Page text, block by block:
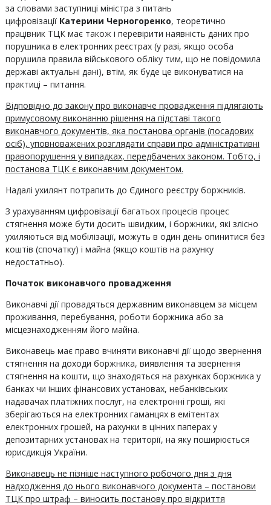
за словами заступниці міністра з питань
цифровізації Катерини Черногоренко, теоретично
працівник ТЦК має також і перевірити наявність даних про
порушника в електронних реєстрах (у разі, якщо особа
порушила правила військового обліку тим, що не повідомила
державі актуальні дані), втім, як буде це виконуватися на
практиці – питання.
Відповідно до закону про виконавче провадження підлягають
примусовому виконанню рішення на підставі такого
виконавчого документів, яка постанова органів (посадових
осіб), уповноважених розглядати справи про адміністративні
правопорушення у випадках, передбачених законом. Тобто, і
постанова ТЦК є виконавчим документом.
Надалі ухилянт потрапить до Єдиного реєстру боржників.
З урахуванням цифровізації багатьох процесів процес
стягнення може бути досить швидким, і боржники, які злісно
ухиляються від мобілізації, можуть в один день опинитися без
коштів (спочатку) і майна (якщо коштів на рахунку
недостатньо).
Початок виконавчого провадження
Виконавчі дії провадяться державним виконавцем за місцем
проживання, перебування, роботи боржника або за
місцезнаходженням його майна.
Виконавець має право вчиняти виконавчі дії щодо звернення
стягнення на доходи боржника, виявлення та звернення
стягнення на кошти, що знаходяться на рахунках боржника у
банках чи інших фінансових установах, небанківських
надавачах платіжних послуг, на електронні гроші, які
зберігаються на електронних гаманцях в емітентах
електронних грошей, на рахунки в цінних паперах у
депозитарних установах на території, на яку поширюється
юрисдикція України.
Виконавець не пізніше наступного робочого дня з дня
надходження до нього виконавчого документа – постанови
ТЦК про штраф – виносить постанову про відкриття